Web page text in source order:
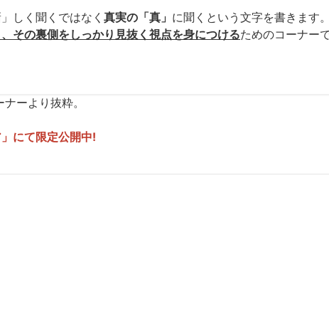
しく聞くではなく 真実の「真」 に聞くという文字を書きます。
その裏側をしっかり見抜く視点を身につけるためのコーナーで
ーより抜粋。
にて限定公開中!